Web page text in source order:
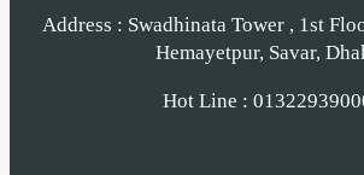
Address : Swadhinata Tower , 1st
Hemayetpur, Savar,
Hot Line :